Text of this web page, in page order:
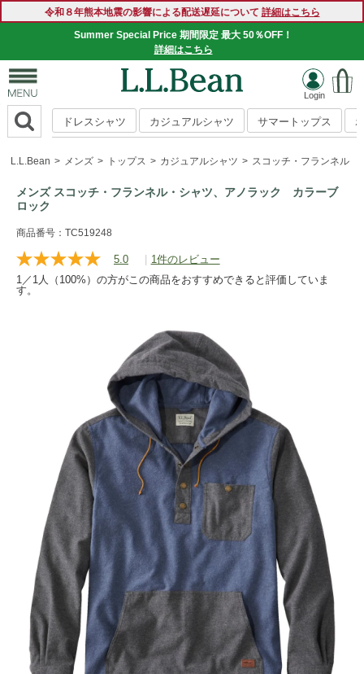
令和８年熊本地震の影響による配送遅延について 詳細はこちら
Summer Special Price 期間限定 最大 50％OFF！
詳細はこちら
ドレスシャツ カジュアルシャツ サマートップス
L.L.Bean メンズ トップス カジュアルシャツ スコッチ・フランネル
メンズ スコッチ・フランネル・シャツ、アノラック カラーブ
ロック
https://www.llbean.co.jp/mens/tops/casual-
shirts/g/1000182267.html
商品番号：TC519248
5.0
レ
ビ
読
む.
同
じ
ペ
ー
ジ
の
リ
ン
ク。
| 1件のレビュー
1／1人（100%）の方がこの商品をおすすめできると評価していま
す。